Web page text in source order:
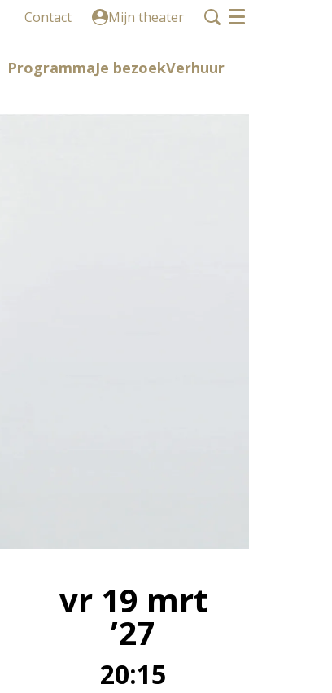
Contact Mijn theater
ProgrammaJe bezoekVerhuur
Menu
vr 19 mrt
’27
20:15